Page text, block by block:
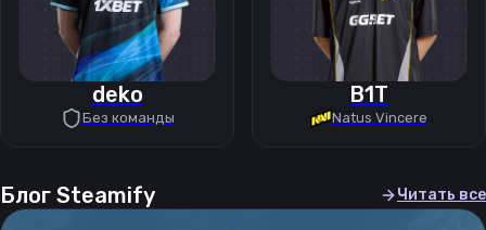
deko
Без команды
B1T
Natus Vincere
Блог Steamify Читать все